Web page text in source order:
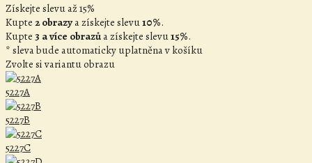
Získejte slevu až 15%
Kupte 2 obrazya získejte slevu10%.
Kupte 3 a více obrazůa získejte slevu15%.
* sleva bude automaticky uplatněna v košíku
Zvolte si variantu obrazu
5227A
5227B
5227C